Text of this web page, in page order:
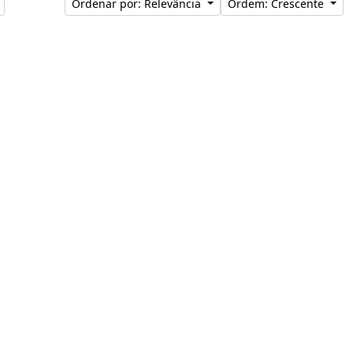
Ordenar por: Relevância Ordem: Crescente